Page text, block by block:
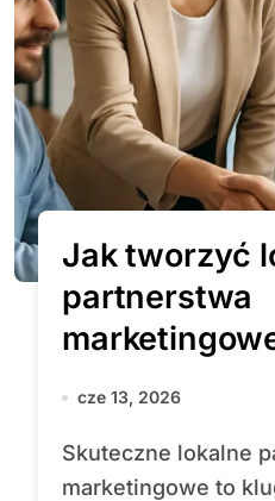
Jak tworzyć
partnerstwa
cze 13, 2026
Skuteczne lokalne partnerstwa
marketingowe to